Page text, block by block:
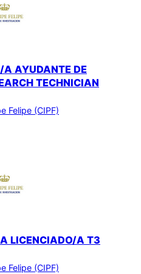
AYUDANTE DE
TECHNICIAN
Felipe (CIPF)
LICENCIADO/A T3
Felipe (CIPF)